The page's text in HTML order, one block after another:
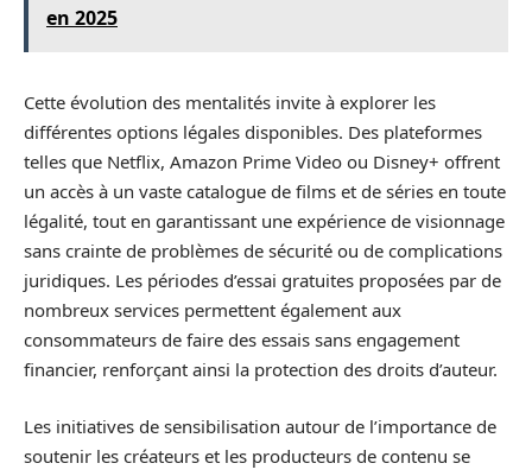
en 2025
Cette évolution des mentalités invite à explorer les
différentes options légales disponibles. Des plateformes
telles que Netflix, Amazon Prime Video ou Disney+ offrent
un accès à un vaste catalogue de films et de séries en toute
légalité, tout en garantissant une expérience de visionnage
sans crainte de problèmes de sécurité ou de complications
juridiques. Les périodes d’essai gratuites proposées par de
nombreux services permettent également aux
consommateurs de faire des essais sans engagement
financier, renforçant ainsi la protection des droits d’auteur.
Les initiatives de sensibilisation autour de l’importance de
soutenir les créateurs et les producteurs de contenu se